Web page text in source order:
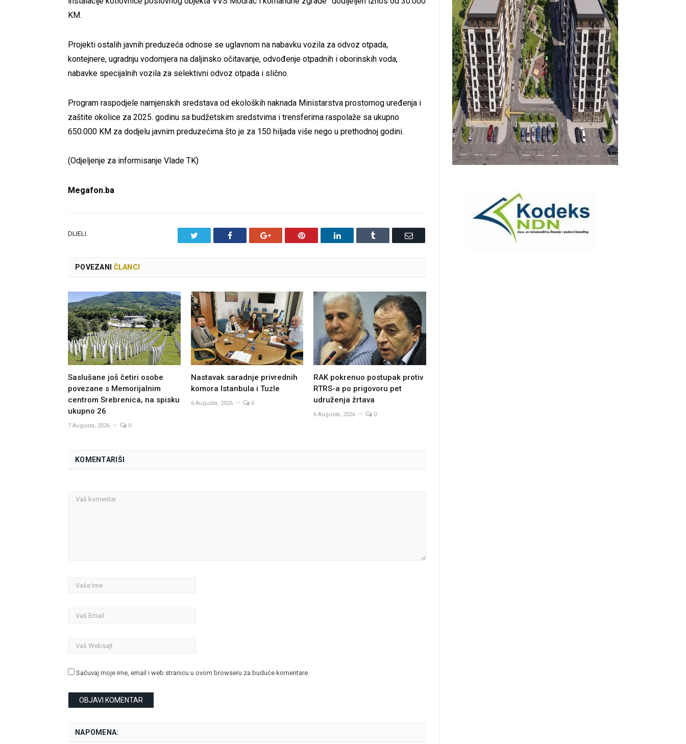
KM.
Projekti ostalih javnih preduzeća odnose se uglavnom na nabavku vozila za odvoz otpada,
kontejnere, ugradnju vodomjera na daljinsko očitavanje, odvođenje otpadnih i oborinskih voda,
nabavke specijalnih vozila za selektivni odvoz otpada i slično.
Program raspodjele namjenskih sredstava od ekoloških naknada Ministarstva prostornog uređenja i
zaštite okolice za 2025. godinu sa budžetskim sredstvima i trensferima raspolaže sa ukupno
650.000 KM za dodjelu javnim preduzećima što je za 150 hiljada više nego u prethodnoj godini.
(Odjeljenje za informisanje Vlade TK)
Megafon.ba
DIJELI. Facebook Google+ Pinterest LinkedIn Tumblr Email
POVEZANI ČLANCI
Saslušane još četiri osobe
povezane s Memorijalnim
centrom Srebrenica, na spisku
ukupno 26
7 Augusta, 2026 0
Nastavak saradnje privrednih
komora Istanbula i Tuzle
6 Augusta, 2026 0
RAK pokrenuo postupak protiv
RTRS-a po prigovoru pet
udruženja žrtava
6 Augusta, 2026 0
KOMENTARIŠI
Sačuvaj moje ime, email i web stranicu u ovom browseru za buduće komentare.
NAPOMENA: